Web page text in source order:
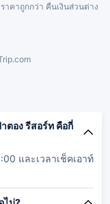
คาถูกกว่า คืนเงินส่วนต่าง
ตอง รีสอร์ท คือกี่
และเวลาเช็คเอาท์